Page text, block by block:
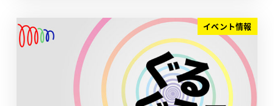
イベント情報